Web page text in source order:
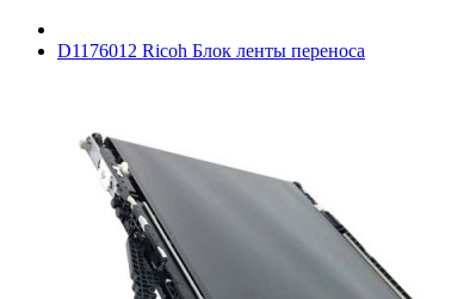
D1176012 Ricoh Блок ленты переноса